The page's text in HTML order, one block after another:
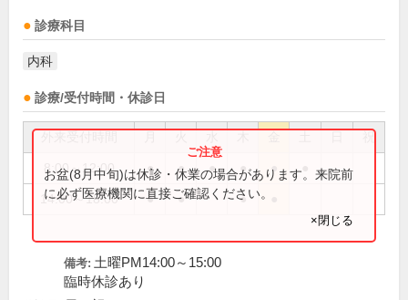
診療科目
内科
診療/受付時間・休診日
祝
8:00～12:00 ● ● ● ● ●
14:00～18:00 ● ● ●
お盆(8月中旬)は休診・休業の場合があります。来院前
に必ず医療機関に直接ご確認ください。
×閉じる
備考: 土曜PM14:00～15:00
臨時休診あり